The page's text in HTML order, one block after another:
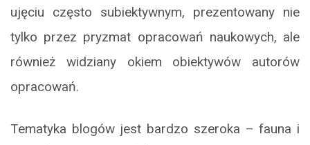
ujęciu często subiektywnym, prezentowany nie
tylko przez pryzmat opracowań naukowych, ale
również widziany okiem obiektywów autorów
opracowań.
Tematyka blogów jest bardzo szeroka – fauna i